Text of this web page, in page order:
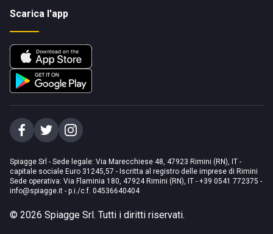
Scarica l'app
Spiagge Srl - Sede legale: Via Marecchiese 48, 47923 Rimini (RN), IT -
capitale sociale Euro 31245,57 - Iscritta al registro delle imprese di Rimini
Sede operativa: Via Flaminia 180, 47924 Rimini (RN), IT - +39 0541 772375 -
info@spiagge.it - p.i./c.f. 04536640404
© 2026 Spiagge Srl. Tutti i diritti riservati.